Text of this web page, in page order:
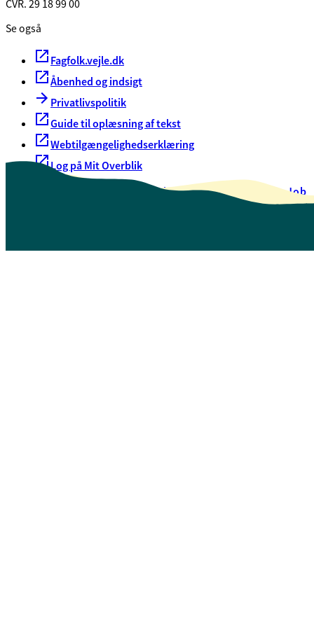
CVR. 29 18 99 00
Se også
Fagfolk.vejle.dk
Åbenhed og indsigt
Privatlivspolitik
Guide til oplæsning af tekst
Webtilgængelighedserklæring
Log på Mit Overblik
Oversigt over selvbetjeningJob